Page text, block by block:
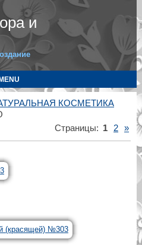
и
КОСМЕТИКА
Страницы: 1 2 »